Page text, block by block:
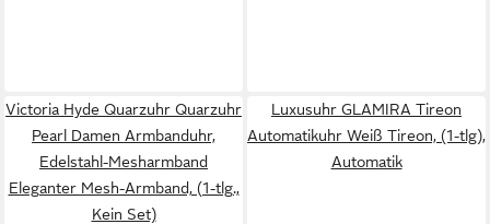
Victoria Hyde Quarzuhr Quarzuhr
Pearl Damen Armbanduhr,
Edelstahl-Mesharmband
Eleganter Mesh-Armband, (1-tlg.,
Kein Set)
Luxusuhr GLAMIRA Tireon
Automatikuhr Weiß Tireon, (1-tlg),
Automatik